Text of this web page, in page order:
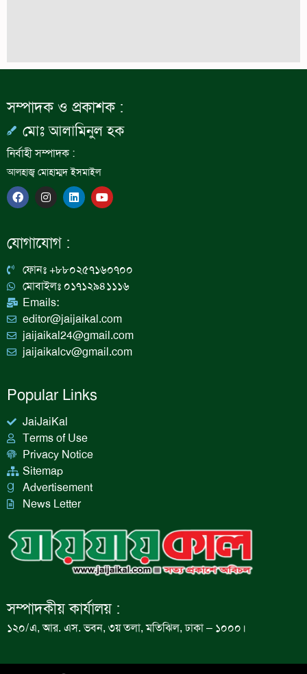
সম্পাদক ও প্রকাশক :
মোঃ আলামিনুল হক
নির্বাহী সম্পাদক :
আলহাজ্ব মোহাম্মদ ইসমাইল
F
a
c
b
o
I
n
s
a
g
a
m
L
i
n
n
Y
o
u
যোগাযোগ :
ফোনঃ +৮৮০২৫৭১৬০৭০০
মোবাইলঃ ০১৭১২৯৪১১১৬
Emails:
editor@jaijaikal.com
jaijaikal24@gmail.com
jaijaikalcv@gmail.com
Popular Links
JaiJaiKal
Terms of Use
Privacy Notice
Sitemap
Advertisement
News Letter
সম্পাদকীয় কার্যালয় :
১২০/এ, আর. এস. ভবন, ৩য় তলা, মতিঝিল, ঢাকা – ১০০০।